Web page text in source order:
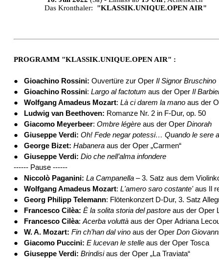
Das Kronthaler:
"KLASSIK.UNIQUE.OPEN AIR"
PROGRAMM "KLASSIK.UNIQUE.OPEN AIR" :
● Gioachino Rossini: Ouvertüre zur Oper Il Signor Bruschino
● Gioachino Rossini: Largo al factotum aus der Oper Il
● Wolfgang Amadeus Mozart: Là ci darem la mano aus der
●
Ludwig van Beethoven: Romanze Nr. 2 in F-Dur, op. 50
● Giacomo Meyerbeer: Ombre légère aus der Oper Dinorah
● Giuseppe Verdi: Oh! Fede negar potessi… Quando le sere
● George Bizet: Habanera aus der Oper „Carmen“
● Giuseppe Verdi: Dio che nell’alma infondere
------ Pause ------
●
Niccolò Paganini: La Campanella – 3. Satz aus dem
● Wolfgang Amadeus Mozart: L'amero saro costante'aus Il
● Georg Philipp Telemann: Flötenkonzert D-Dur, 3. Satz
●
Francesco Cilèa: È la solita storia del pastore aus der Oper
●
Francesco Cilèa:Acerba voluttà aus der Oper Adriana
● W. A. Mozart: Fin ch’han dal vino aus der Oper Don
● Giacomo Puccini: E lucevan le stelle aus der Oper Tosca
● Giuseppe Verdi: Brindisiaus der Oper „La Traviata“